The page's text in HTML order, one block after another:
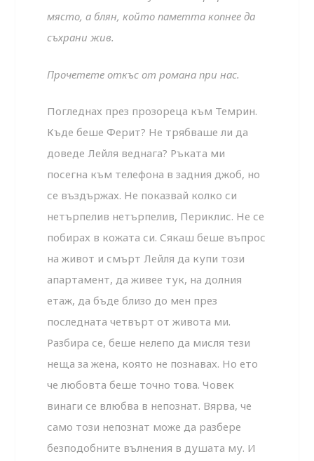
място, а блян, който паметта копнее да
съхрани жив.
Прочетете откъс от романа при нас.
Погледнах през прозореца към Темрин.
Къде беше Ферит? Не трябваше ли да
доведе Лейля веднага? Ръката ми
посегна към телефона в задния джоб, но
се въздържах. Не показвай колко си
нетърпелив нетърпелив, Периклис. Не се
побирах в кожата си. Сякаш беше въпрос
на живот и смърт Лейля да купи този
апартамент, да живее тук, на долния
етаж, да бъде близо до мен през
последната четвърт от живота ми.
Разбира се, беше нелепо да мисля тези
неща за жена, която не познавах. Но ето
че любовта беше точно това. Човек
винаги се влюбва в непознат. Вярва, че
само този непознат може да разбере
безподобните вълнения в душата му. И